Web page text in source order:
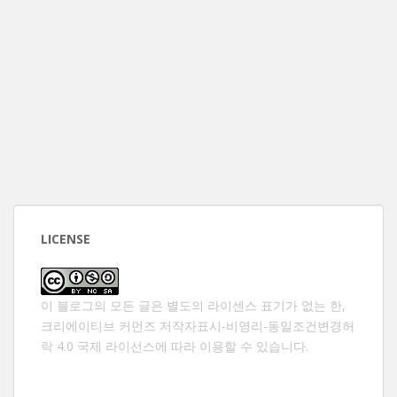
LICENSE
이 블로그의 모든 글은 별도의 라이센스 표기가 없는 한,
크리에이티브 커먼즈 저작자표시-비영리-동일조건변경허
락 4.0 국제 라이선스에 따라 이용할 수 있습니다.